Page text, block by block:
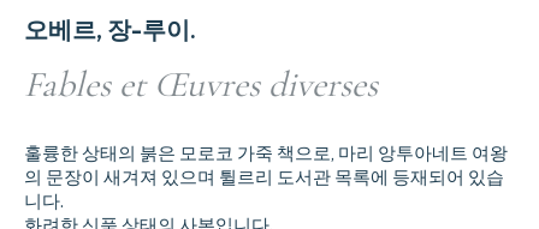
오베르, 장-루이.
Fables et Œuvres diverses
훌륭한 상태의 붉은 모로코 가죽 책으로, 마리 앙투아네트 여왕
의 문장이 새겨져 있으며 튈르리 도서관 목록에 등재되어 있습
니다.